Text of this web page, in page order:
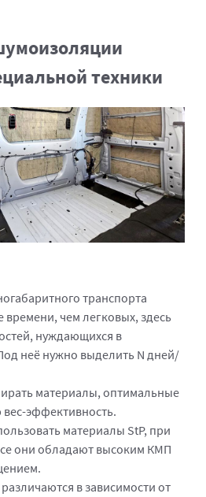
техники
транспорта
чем легковых, здесь
нуждающихся в
неё нужно выделить N дней/
материалы, оптимальные
эффективность.
материалы StP, при
они обладают высоким КМП
в зависимости от